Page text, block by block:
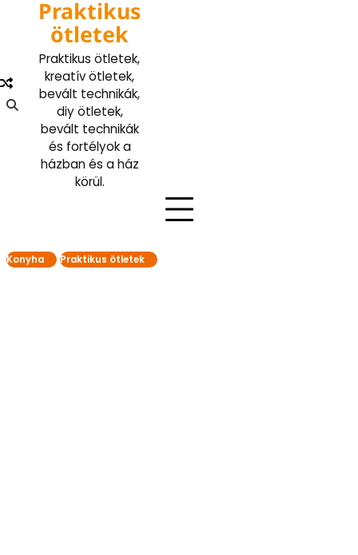
Praktikus
ötletek
Praktikus ötletek,
kreatív ötletek,
bevált technikák,
diy ötletek,
bevált technikák
és fortélyok a
házban és a ház
körül.
Konyha Praktikus ötletek